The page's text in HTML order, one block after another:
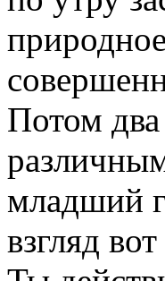
Потом
младший
взгляд